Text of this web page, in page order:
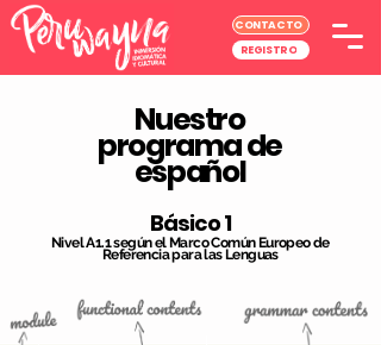
CONTACTO
REGISTRO
Nuestro
programa de
español
Básico 1
Nivel A1.1 según el Marco Común Europeo de
Referencia para las Lenguas